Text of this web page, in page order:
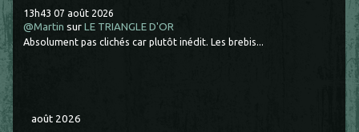
13h43 07 août 2026
@Martin surLE TRIANGLE D'OR
Absolument pas clichés car plutôt inédit. Les brebis...
août 2026